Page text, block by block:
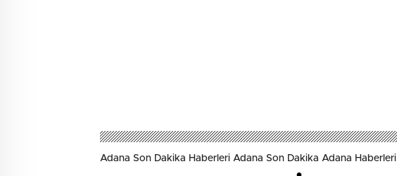
Adana Son Dakika Haberleri Adana Son Dakika Adana Haberleri